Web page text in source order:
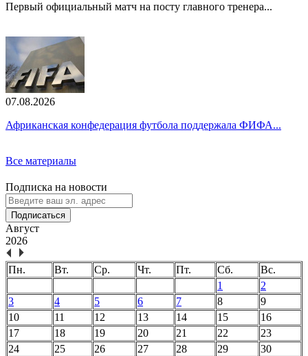
Первый официальный матч на посту главного тренера...
07.08.2026
Африканская конфедерация футбола поддержала ФИФА...
Все материалы
Подписка на новости
Подписаться
Август
2026
Пн. Вт. Ср. Чт. Пт. Сб.
Вс.
1
2
3
4 5 6 7 8
9
10
11 12 13 14 15
16
17
18 19 20 21 22
23
24
25 26 27 28 29
30